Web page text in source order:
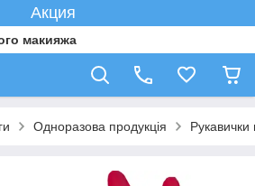
Акция
макияжа
Одноразова продукція Рукавички